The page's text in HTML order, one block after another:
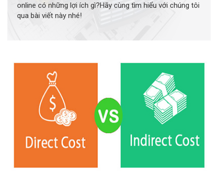
online có những lợi ích gì?Hãy cùng tìm hiểu với chúng tôi
qua bài viết này nhé!